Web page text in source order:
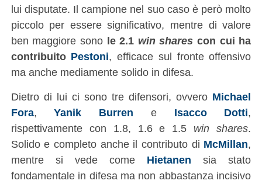
lui disputate. Il campione nel suo caso è però molto
piccolo per essere significativo, mentre di valore
ben maggiore sono le 2.1 win shares con cui ha
contribuito Pestoni, efficace sul fronte offensivo
ma anche mediamente solido in difesa.
Dietro di lui ci sono tre difensori, ovvero Michael
Fora,Yanik Burren e Isacco Dotti,
rispettivamente con 1.8, 1.6 e 1.5 win shares.
Solido e completo anche il contributo di McMillan,
mentre si vede come Hietanen sia stato
fondamentale in difesa ma non abbastanza incisivo